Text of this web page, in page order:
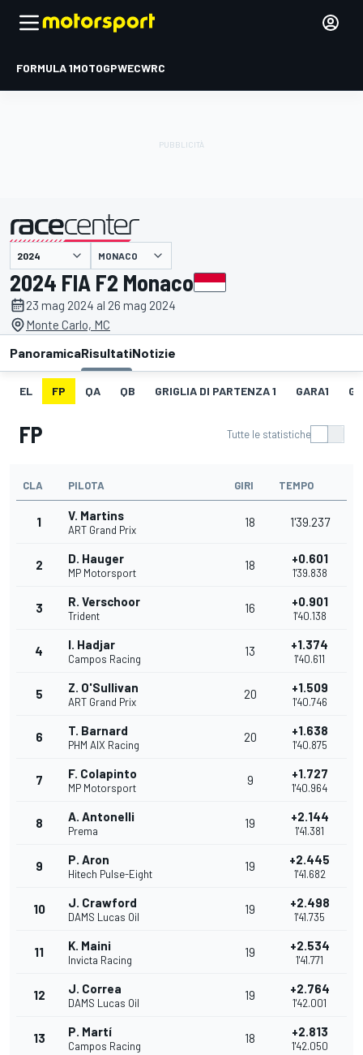
FORMULA 1MOTOGPWECWRC
presentato da MONACO
2024 FIA F2 Monaco
23 mag 2024 al 26 mag 2024
Monte Carlo, MC
PanoramicaRisultatiNotizie
EL FP QA QB GRIGLIA DI PARTENZA 1 GARA1
FP Tutte le statistiche
CLA PILOTA GIRI TEMPO
1 V. Martins
ART Grand Prix
18 1'39.237
2 D. Hauger
MP Motorsport
18 +0.601
1'39.838
3 R. Verschoor
Trident
16 +0.901
1'40.138
4 I. Hadjar
Campos Racing
13 +1.374
1'40.611
5 Z. O'Sullivan
ART Grand Prix
20 +1.509
1'40.746
6 T. Barnard
PHM AIX Racing
20 +1.638
1'40.875
7 F. Colapinto
MP Motorsport
9 +1.727
1'40.964
8 A. Antonelli
Prema
19 +2.144
1'41.381
9 P. Aron
Hitech Pulse-Eight
19 +2.445
1'41.682
10 J. Crawford
DAMS Lucas Oil
19 +2.498
1'41.735
11 K. Maini
Invicta Racing
19 +2.534
1'41.771
12 J. Correa
DAMS Lucas Oil
19 +2.764
1'42.001
13 P. Martí
Campos Racing
18 +2.813
1'42.050